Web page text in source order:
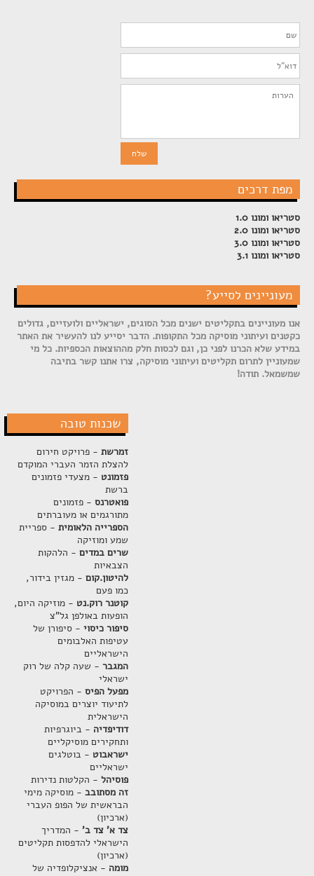
מפת דרכים
סטריאו ומונו 1.0
סטריאו ומונו 2.0
סטריאו ומונו 3.0
סטריאו ומונו 3.1
מעוניינים לסייע?
אנו מעוניינים בתקליטים ישנים מכל הסוגים, ישראליים ולועזיים, גדולים
כקטנים ועיתוני מוסיקה מכל התקופות. הדבר יסייע לנו להעשיר את האתר
במידע שלא הכרנו לפני כן, וגם לכסות חלק מההוצאות הכספיות. כל מי
שמעוניין לתרום תקליטים ועיתוני מוסיקה, צרו אתנו קשר בתיבה
שמשמאל. תודה!
שכנות טובה
זמרשת- פרויקט חירום
להצלת הזמר העברי המוקדם
פזמונט - מצעדי פזמונים
ברשת
פואטרנס- פזמונים
מתורגמים או מעוברתים
הספרייה הלאומית- ספריית
שמע ומוזיקה
שרים במדים- הלהקות
הצבאיות
להיטון.קום- מגזין בידור,
כמו פעם
קוטנר רוק.נט - מוזיקה היום,
הופעות באולפן גל"צ
סיפור כיסוי- סיפורן של
עטיפות האלבומים
הישראליים
המגבר- שעה קלה של רוק
ישראלי
מפעל הפיס- הפרויקט
לתיעוד יוצרים במוסיקה
הישראלית
דודיפדיה - ביוגרפיות
ותחקירים מוסיקליים
ישראבוט - בוטלגים
ישראליים
פוסיהל- הקלטות נדירות
זה מסתובב- מוסיקה מימי
הבראשית של הפופ העברי
(ארכיון)
צד א' צד ב'- המדריך
הישראלי להדפסות תקליטים
(ארכיון)
מומה - אנציקלופדיה של